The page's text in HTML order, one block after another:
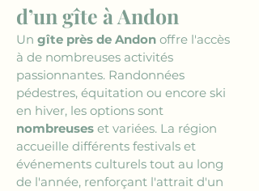
d’un gîte à Andon
Un gîte près de Andon offre l'accès
à de nombreuses activités
passionnantes. Randonnées
pédestres, équitation ou encore ski
en hiver, les options sont
nombreuses et variées. La région
accueille différents festivals et
événements culturels tout au long
de l'année, renforçant l'attrait d'un